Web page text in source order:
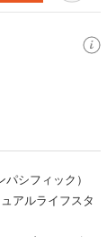
シフィック）
アルライフスタ